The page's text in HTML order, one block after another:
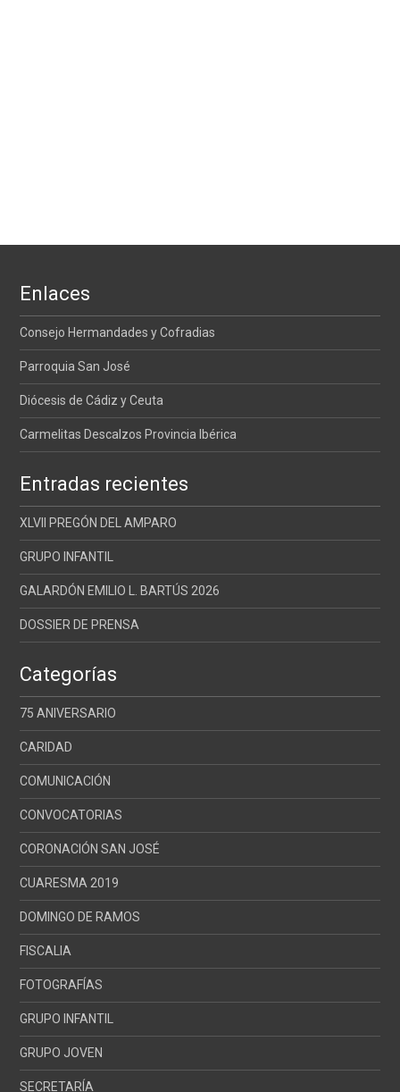
Enlaces
Consejo Hermandades y Cofradias
Parroquia San José
Diócesis de Cádiz y Ceuta
Carmelitas Descalzos Provincia Ibérica
Entradas recientes
XLVII PREGÓN DEL AMPARO
GRUPO INFANTIL
GALARDÓN EMILIO L. BARTÚS 2026
DOSSIER DE PRENSA
Categorías
75 ANIVERSARIO
CARIDAD
COMUNICACIÓN
CONVOCATORIAS
CORONACIÓN SAN JOSÉ
CUARESMA 2019
DOMINGO DE RAMOS
FISCALIA
FOTOGRAFÍAS
GRUPO INFANTIL
GRUPO JOVEN
SECRETARÍA